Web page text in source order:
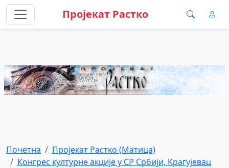
Пројекат Растко
Почетна
Пројекат Растко (Матица)
Конгрес културне акције у СР Србији, Крагујевац